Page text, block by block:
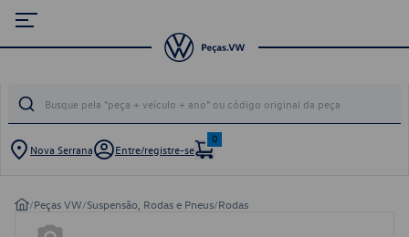
Nova Serrana Entre/registre-se
0
/Peças VW/Suspensão, Rodas e Pneus/Rodas